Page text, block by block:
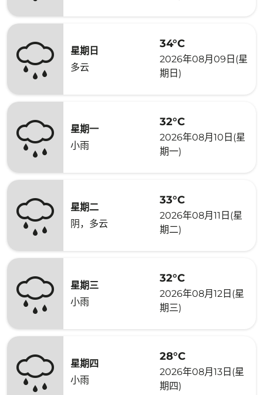
星期日
多云
34°C
2026年08月09日(星
期日)
星期一
小雨
32°C
2026年08月10日(星
期一)
星期二
阴，多云
33°C
2026年08月11日(星
期二)
星期三
小雨
32°C
2026年08月12日(星
期三)
星期四
小雨
28°C
2026年08月13日(星
期四)